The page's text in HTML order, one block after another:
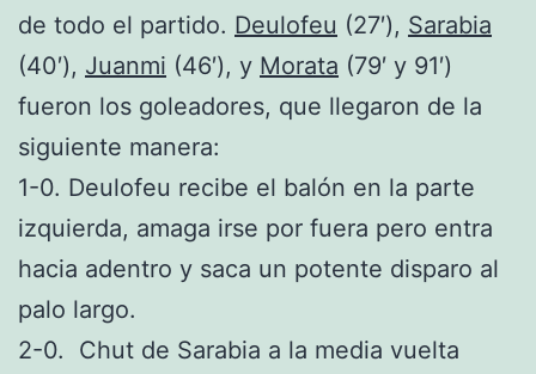
de todo el partido. Deulofeu (27′), Sarabia
(40′), Juanmi (46′), y Morata (79′ y 91′)
fueron los goleadores, que llegaron de la
siguiente manera:
1-0. Deulofeu recibe el balón en la parte
izquierda, amaga irse por fuera pero entra
hacia adentro y saca un potente disparo al
palo largo.
2-0. Chut de Sarabia a la media vuelta